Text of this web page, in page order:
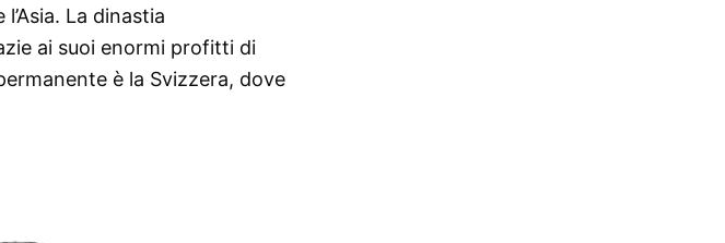
La dinastia
ai suoi enormi profitti di
è la Svizzera, dove